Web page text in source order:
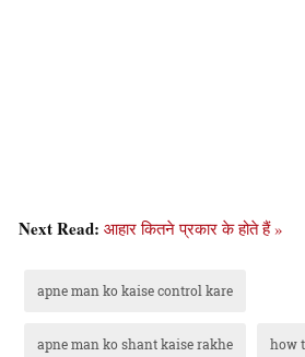
Next Read: आहार कितने प्रकार के होते हैं »
apne man ko kaise control kare
apne man ko shant kaise rakhe how